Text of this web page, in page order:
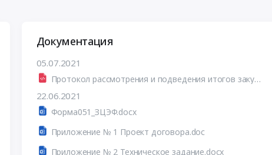
Документация
05.07.2021
Протокол рассмотрения и подведения итогов закупки.html
22.06.2021
Форма051_ЗЦЭФ.docx
Приложение № 1 Проект договора.doc
Приложение № 2 Техническое задание.docx